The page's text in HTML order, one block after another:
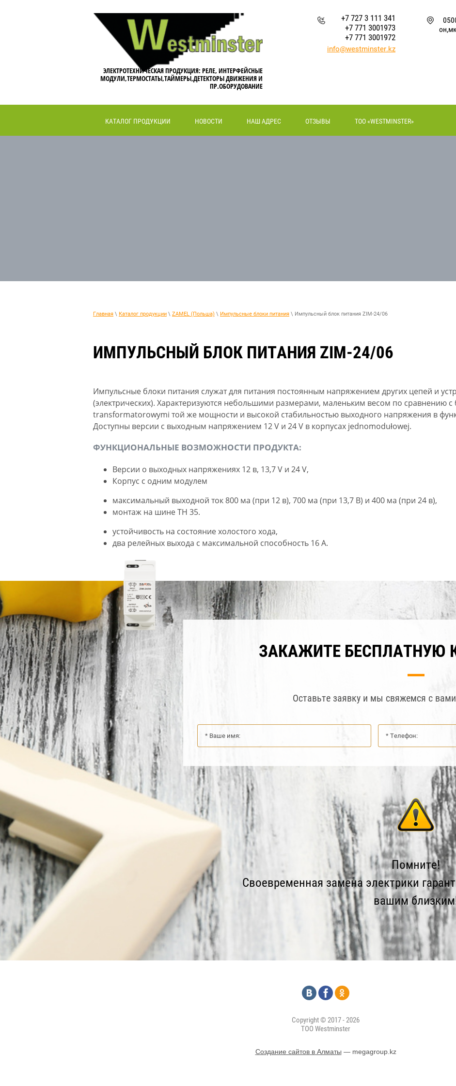
ЭЛЕКТРОТЕХНИЧЕСКАЯ ПРОДУКЦИЯ: РЕЛЕ, ИНТЕРФЕЙСНЫЕ
МОДУЛИ,ТЕРМОСТАТЫ,ТАЙМЕРЫ,ДЕТЕКТОРЫ ДВИЖЕНИЯ И
ПР.ОБОРУДОВАНИЕ
+7 727 3 111 341
+7 771 3001973
+7 771 3001972
info@westminster.kz
КАТАЛОГ ПРОДУКЦИИ НОВОСТИ НАШ АДРЕС ОТЗЫВЫ ТОО «WESTMINSTER»
Главная \ Каталог продукции \ ZAMEL (Польша) \ Импульсные блоки питания \ Импульсный блок питания ZIM-24/06
ИМПУЛЬСНЫЙ БЛОК ПИТАНИЯ ZIM-24/06
Импульсные блоки питания служат для питания постоянным напряжением других цепей и
(электрических). Характеризуются небольшими размерами, маленьким весом по сравнению с
transformatorowymi той же мощности и высокой стабильностью выходного напряжения в
Доступны версии с выходным напряжением 12 V и 24 V в корпусах jednomodułowej.
ФУНКЦИОНАЛЬНЫЕ ВОЗМОЖНОСТИ ПРОДУКТА:
Версии о выходных напряжениях 12 в, 13,7 V и 24 V,
Корпус с одним модулем
максимальный выходной ток 800 ма (при 12 в), 700 ма (при 13,7 В) и 400 ма (при 24 в),
монтаж на шине TH 35.
устойчивость на состояние холостого хода,
два релейных выхода с максимальной способность 16 А.
ЗАКАЖИТЕ БЕСПЛАТНУЮ
Оставьте заявку и мы свяжемся с
Помните!
Своевременная замена электрики
вашим
Copyright © 2017 - 2026
ТОО Westminster
Создание сайтов в Алматы — megagroup.kz